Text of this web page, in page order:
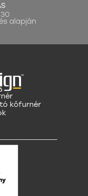
alapján
kőfurnér